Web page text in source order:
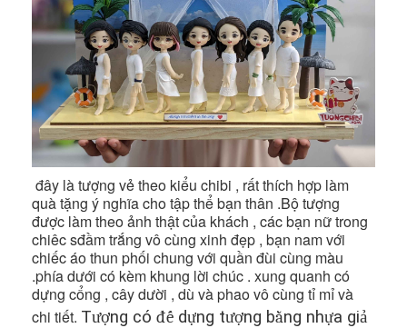
đây là tượng vẻ theo kiểu chibi , rất thích hợp làm
quà tặng ý nghĩa cho tập thể bạn thân .Bộ tượng
được làm theo ảnh thật của khách , các bạn nữ trong
chiêc sđầm trắng vô cùng xinh đẹp , bạn nam với
chiếc áo thun phối chung với quần đùi cùng màu
.phía dưới có kèm khung lời chúc . xung quanh có
dựng cổng , cây dười , dù và phao vô cùng tỉ mỉ và
chi tiết. Tượng có đế dựng tượng bằng nhựa giả